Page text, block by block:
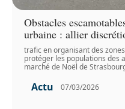
Obstacles
urbaine : allier
trafic en organisant des
protéger les populations des
marché de Noël de
Actu 07/03/2026